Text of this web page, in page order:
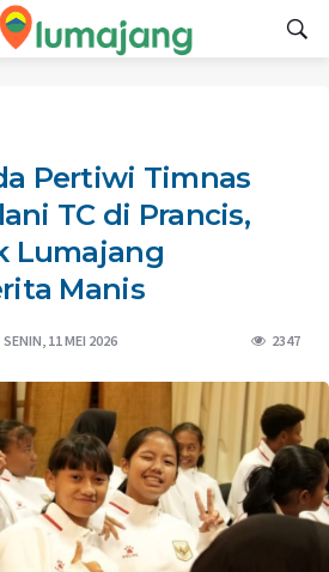
Pertiwi Timnas
TC di Prancis,
Lumajang
Manis
SENIN, 11 MEI 2026 2347